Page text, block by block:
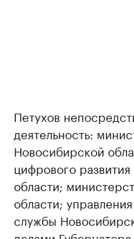
Петухов
деятельность:
Новосибирской
цифрового
области;
области;
службы